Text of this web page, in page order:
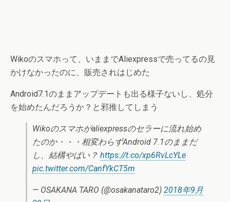
Wikoのスマホって、いままでAliexpressで売ってるの見
かけなかったのに、販売されはじめた
Android7.1のままアップデートも出る様子ないし、処分
を始めたんだろうか？と邪推してしまう
Wikoのスマホがaliexpressのセラーに流れ始め
たのか・・・相変わらずAndroid 7.1のままだ
し、結構やばい？ https://t.co/xp6RvLcYLe
pic.twitter.com/CanfYkCT5m
— OSAKANA TARO (@osakanataro2) 2018年9月